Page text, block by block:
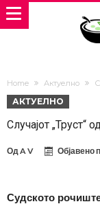
Home Актуелно
АКТУЕЛНО
Случајот
ОдA V Објавено
Судското рочиште